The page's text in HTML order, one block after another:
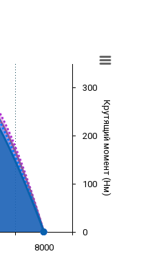
Крутящий момент (Нм)
8000
0
100
200
300